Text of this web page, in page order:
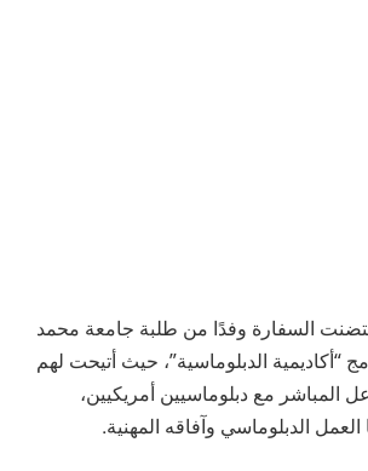
السفارة وفدًا من طلبة جامعة محمد
الدبلوماسية”، حيث أتيحت لهم
المباشر مع دبلوماسيين أمريكيين،
الدبلوماسي وآفاقه المهنية.